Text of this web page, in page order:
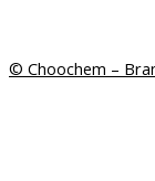
© Choochem –